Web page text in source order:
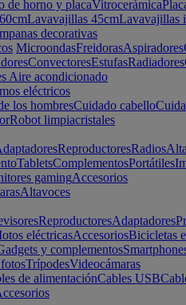
de horno y placaVitrocerámica
Lavavajillas 45cmLavavajillas
decorativas
MicroondasFreidorasAspiradores
ConvectoresEstufasRadiadores
Aire acondicionado
eléctricos
los hombresCuidado cabello
Robot limpiacristales
ReproductoresRadios
TabletsComplementosPortátiles
gamingAccesorios
Altavoces
ReproductoresAdaptadores
eléctricasAccesoriosBicicletas
y complementos
TrípodesVideocámaras
de alimentaciónCables USB